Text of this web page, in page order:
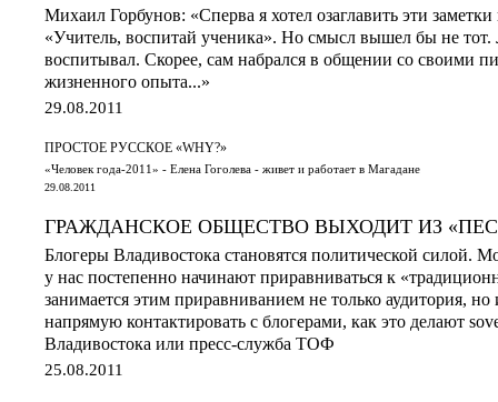
Михаил Горбунов: «Сперва я хотел озаглавить эти заметки
«Учитель, воспитай ученика». Но смысл вышел бы не тот.
воспитывал. Скорее, сам набрался в общении со своими
жизненного опыта...»
29.08.2011
ПРОСТОЕ РУССКОЕ «WHY?»
«Человек года-2011» - Елена Гоголева - живет и работает в Магадане
29.08.2011
ГРАЖДАНСКОЕ ОБЩЕСТВО ВЫХОДИТ ИЗ
Блогеры Владивостока становятся политической силой.
у нас постепенно начинают приравниваться к
занимается этим приравниванием не только аудитория,
напрямую контактировать с блогерами, как это делают
Владивостока или пресс-служба ТОФ
25.08.2011